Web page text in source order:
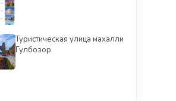
Туристическая улица махалли
Гулбозор